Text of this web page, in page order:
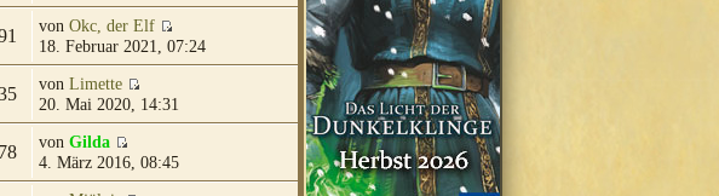
von Okc, der Elf
18. Februar 2021, 07:24
von Limette
20. Mai 2020, 14:31
von Gilda
4. März 2016, 08:45